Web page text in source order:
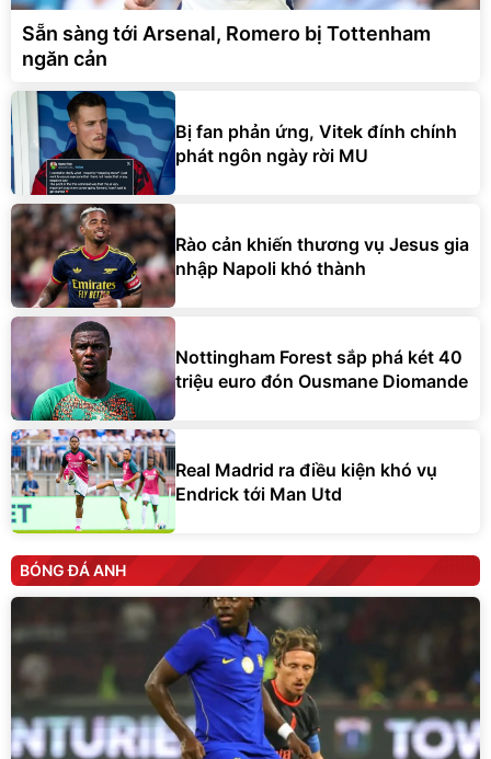
Sẵn sàng tới Arsenal, Romero bị Tottenham
ngăn cản
Bị fan phản ứng, Vitek đính chính
phát ngôn ngày rời MU
Rào cản khiến thương vụ Jesus gia
nhập Napoli khó thành
Nottingham Forest sắp phá két 40
triệu euro đón Ousmane Diomande
Real Madrid ra điều kiện khó vụ
Endrick tới Man Utd
BÓNG ĐÁ ANH